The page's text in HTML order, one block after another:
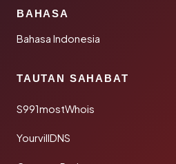
BAHASA
Bahasa Indonesia
TAUTAN SAHABAT
S991mostWhois
YourvillDNS